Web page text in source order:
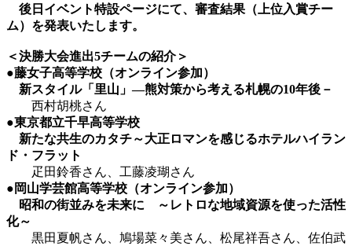
後日イベント特設ページにて、審査結果（上位入賞チー
ム）を発表いたします。
＜決勝大会進出5チームの紹介＞
●藤女子高等学校（オンライン参加）
新スタイル「里山」―熊対策から考える札幌の10年後－
西村胡桃さん
●東京都立千早高等学校
新たな共生のカタチ～大正ロマンを感じるホテルハイラン
ド・フラット
疋田鈴香さん、工藤凌瑚さん
●岡山学芸館高等学校（オンライン参加）
昭和の街並みを未来に ～レトロな地域資源を使った活性
化～
黒田夏帆さん、鳩場菜々美さん、松尾祥吾さん、佐伯武